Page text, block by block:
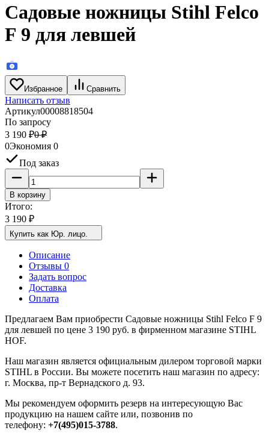
Садовые ножницы Stihl Felco
F 9 для левшей
Избранное Сравнить
Написать отзыв
Артикул00008818504
По запросу
3 190 ₽0 ₽
0Экономия 0
Под заказ
В корзину
Итого:
3 190 ₽
Купить как Юр. лицо.
Описание
Отзывы 0
Задать вопрос
Доставка
Оплата
Предлагаем Вам приобрести Садовые ножницы Stihl Felco F 9
для левшей по цене 3 190 руб. в фирменном магазине STIHL
HOF.
Наш магазин является официальным дилером торговой марки
STIHL в России. Вы можете посетить наш магазин по адресу:
г. Москва, пр-т Вернадского д. 93.
Мы рекомендуем оформить резерв на интересующую Вас
продукцию на нашем сайте или, позвонив по
телефону: +7(495)015-3788.